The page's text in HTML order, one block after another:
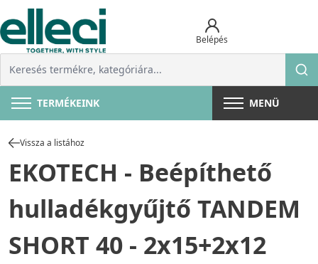
Belépés
TERMÉKEINK MENÜ
Vissza a listához
EKOTECH - Beépíthető
hulladékgyűjtő TANDEM
SHORT 40 - 2x15+2x12